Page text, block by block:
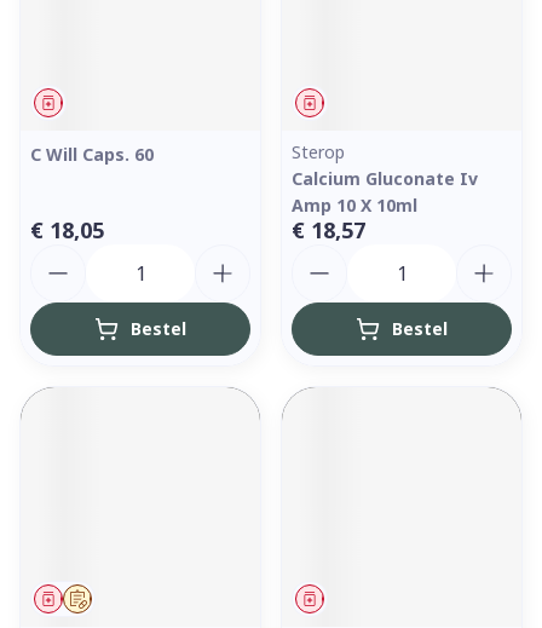
Geneesmiddel
C Will Caps. 60
€ 18,05
Bestel
Geneesmiddel
Sterop
Calcium Gluconate Iv
Amp 10 X 10ml
€ 18,57
Bestel
Op voorschrift
Geneesmiddel Geneesmiddel